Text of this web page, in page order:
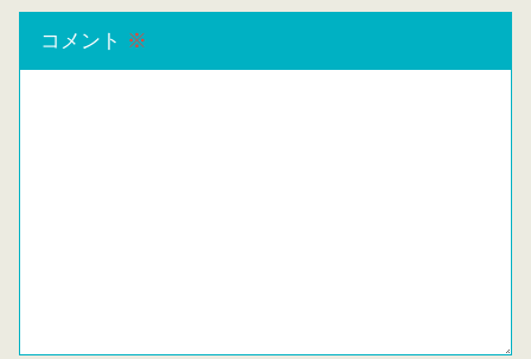
コメント ※